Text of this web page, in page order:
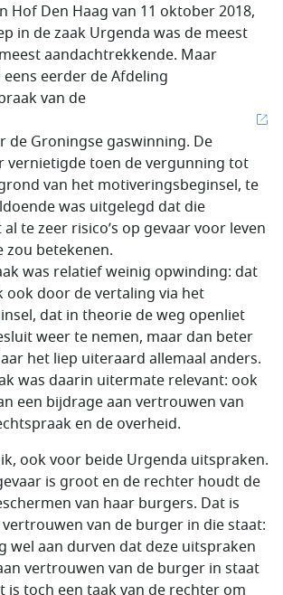
Hof Den Haag van 11 oktober 2018,
in de zaak Urgenda was de meest
aandachtrekkende. Maar
eerder de Afdeling
van de
de Groningse gaswinning. De
vernietigde toen de vergunning tot
van het motiveringsbeginsel, te
was uitgelegd dat die
te zeer risico’s op gevaar voor leven
zou betekenen.
was relatief weinig opwinding: dat
ook door de vertaling via het
dat in theorie de weg openliet
weer te nemen, maar dan beter
het liep uiteraard allemaal anders.
was daarin uitermate relevant: ook
een bijdrage aan vertrouwen van
en de overheid.
ook voor beide Urgenda uitspraken.
is groot en de rechter houdt de
van haar burgers. Dat is
van de burger in die staat:
wel aan durven dat deze uitspraken
vertrouwen van de burger in staat
is toch een taak van de rechter om